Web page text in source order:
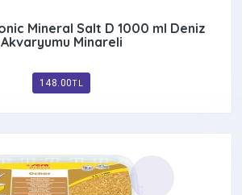
Mineral Salt D 1000 ml Deniz
Akvaryumu Minareli
148.00TL